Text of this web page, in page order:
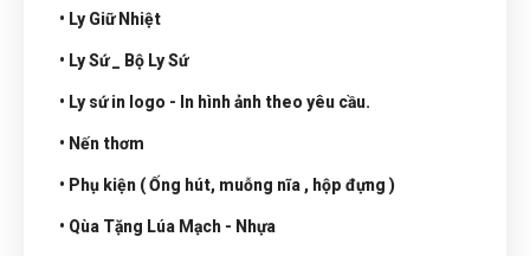
• Ly Giữ Nhiệt
• Ly Sứ _ Bộ Ly Sứ
• Ly sứ in logo - In hình ảnh theo yêu cầu.
• Nến thơm
• Phụ kiện ( Ống hút, muỗng nĩa , hộp đựng )
• Qùa Tặng Lúa Mạch - Nhựa